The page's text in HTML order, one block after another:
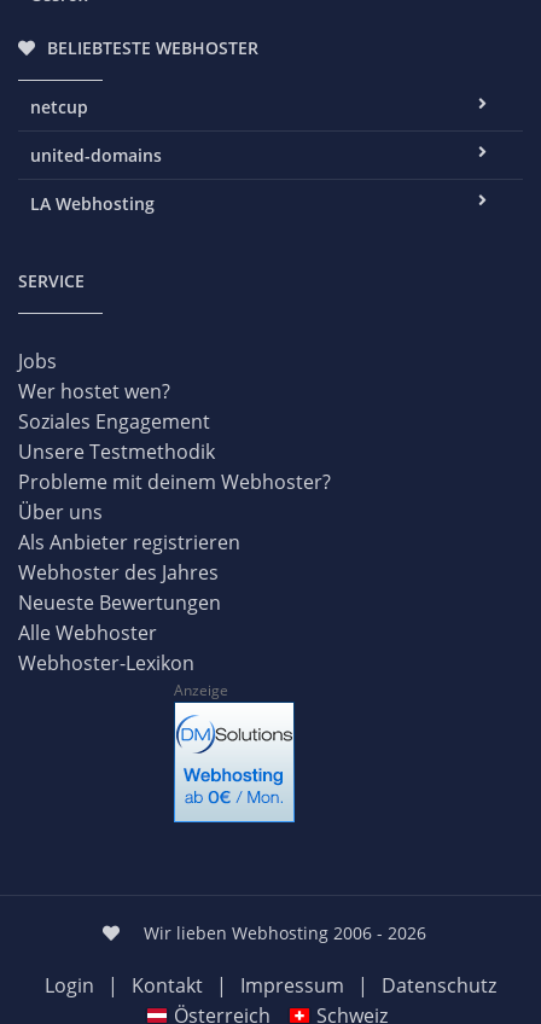
BELIEBTESTE WEBHOSTER
netcup
united-domains
LA Webhosting
SERVICE
Jobs
Wer hostet wen?
Soziales Engagement
Unsere Testmethodik
Probleme mit deinem Webhoster?
Über uns
Als Anbieter registrieren
Webhoster des Jahres
Neueste Bewertungen
Alle Webhoster
Webhoster-Lexikon
Anzeige
Wir lieben Webhosting 2006 - 2026
Login | Kontakt | Impressum |
Datenschutz
Österreich
Schweiz